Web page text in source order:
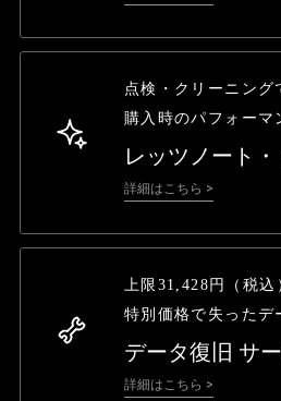
点検・クリーニング
購入時のパフォーマ
レッツノート・
詳細はこちら >
上限31,428円（税込
特別価格で失ったデ
データ復旧 サ
詳細はこちら >